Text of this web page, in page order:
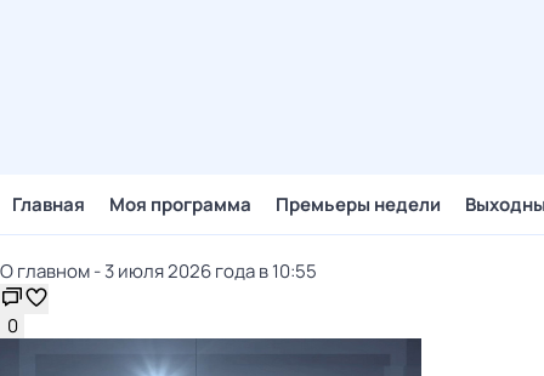
Главная Моя программа Премьеры недели
О главном - 3 июля 2026 года в 10:55
0